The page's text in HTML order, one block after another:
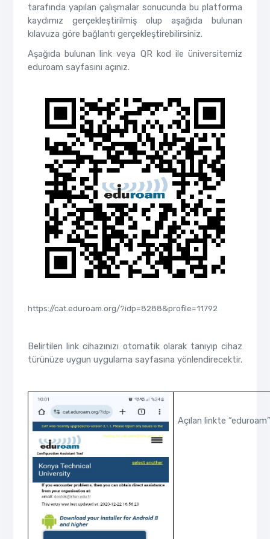
tarafında yapılan çalışmalar sonucunda bu platforma
kaydımız gerçekleştirilmiş olup aşağıda bulunan
kılavuza göre bağlantı gerçekleştirebilirsiniz.
Aşağıda bulunan link veya QR kod ile üniversitemiz
eduroam sayfasını açınız.
https://cat.eduroam.org/?idp=8288&profile=11792
Belirtilen link cihazınızı otomatik olarak tanıyıp cihaz
türünüze uygun uygulama sayfasına yönlendirecektir.
Açılan linkte